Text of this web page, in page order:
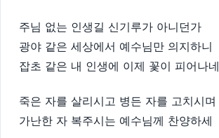
주님 없는 인생길 신기루가 아니던가
광야 같은 세상에서 예수님만 의지하니
잡초 같은 내 인생에 이제 꽃이 피어나네
죽은 자를 살리시고 병든 자를 고치시며
가난한 자 복주시는 예수님께 찬양하세